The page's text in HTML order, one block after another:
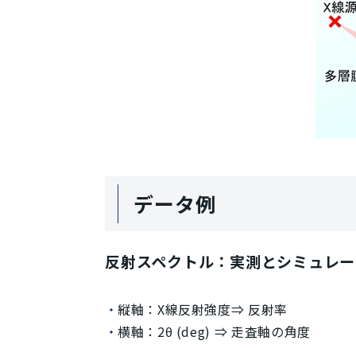
データ例
反射スペクトル：実測とシミュレ
縦軸：X線反射強度⇒ 反射率
横軸：2θ (deg) ⇒ 走査軸の角度